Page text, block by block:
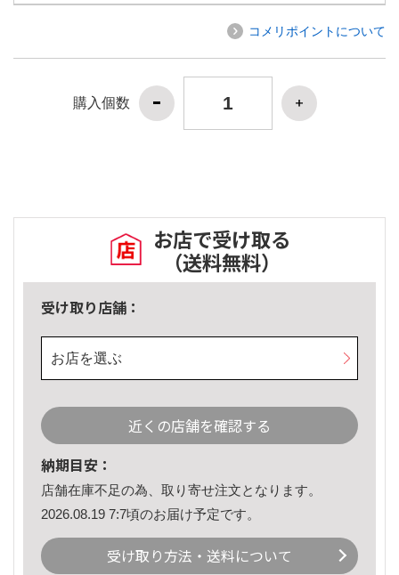
コメリポイントについて
購入個数
お店で受け取る
（送料無料）
受け取り店舗：
お店を選ぶ
近くの店舗を確認する
納期目安：
店舗在庫不足の為、取り寄せ注文となります。
2026.08.19 7:7頃のお届け予定です。
受け取り方法・送料について